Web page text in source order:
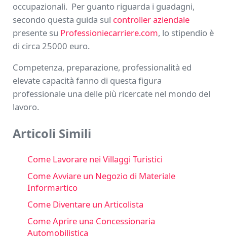
occupazionali. Per guanto riguarda i guadagni,
secondo questa guida sul controller aziendale
presente su Professioniecarriere.com, lo stipendio è
di circa 25000 euro.
Competenza, preparazione, professionalità ed
elevate capacità fanno di questa figura
professionale una delle più ricercate nel mondo del
lavoro.
Articoli Simili
Come Lavorare nei Villaggi Turistici
Come Avviare un Negozio di Materiale
Informartico
Come Diventare un Articolista
Come Aprire una Concessionaria
Automobilistica